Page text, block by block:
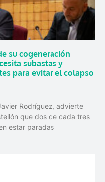
su cogeneración
subastas y
para evitar el colapso
Rodríguez, advierte
que dos de cada tres
estar paradas